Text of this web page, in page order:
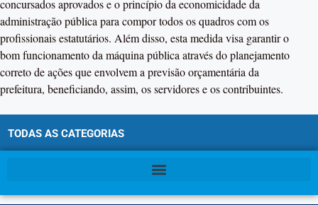
concursados aprovados e o princípio da economicidade da
administração pública para compor todos os quadros com os
profissionais estatutários. Além disso, esta medida visa garantir o
bom funcionamento da máquina pública através do planejamento
correto de ações que envolvem a previsão orçamentária da
prefeitura, beneficiando, assim, os servidores e os contribuintes.
TODAS AS CATEGORIAS